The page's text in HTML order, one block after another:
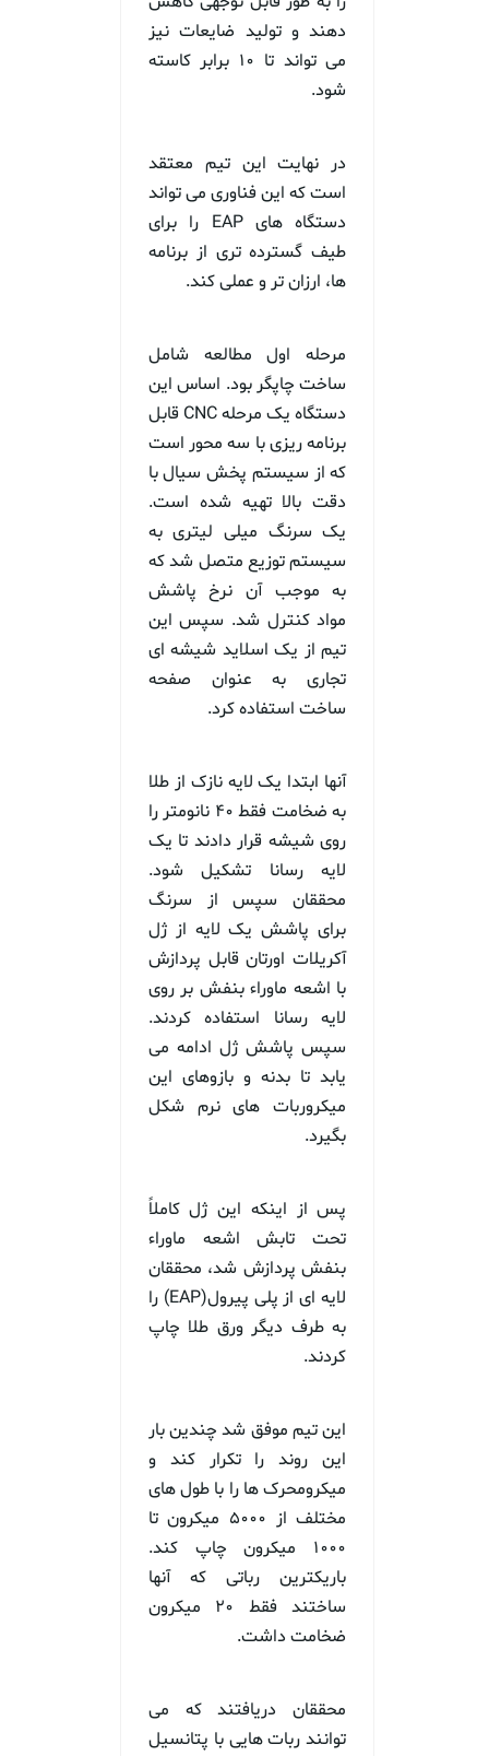
دهند و تولید ضایعات نیز
می تواند تا ۱۰ برابر کاسته
شود.
در نهایت این تیم معتقد
است که این فناوری می تواند
دستگاه های EAP را برای
طیف گسترده تری از برنامه
ها، ارزان تر و عملی کند.
مرحله اول مطالعه شامل
ساخت چاپگر بود. اساس این
دستگاه یک مرحله CNC قابل
برنامه ریزی با سه محور است
که از سیستم پخش سیال با
دقت بالا تهیه شده است.
یک سرنگ میلی لیتری به
سیستم توزیع متصل شد که
به موجب آن نرخ پاشش
مواد کنترل شد. سپس این
تیم از یک اسلاید شیشه ای
تجاری به عنوان صفحه
ساخت استفاده کرد.
آنها ابتدا یک لایه نازک از طلا
به ضخامت فقط ۴۰ نانومتر را
روی شیشه قرار دادند تا یک
لایه رسانا تشکیل شود.
محققان سپس از سرنگ
برای پاشش یک لایه از ژل
آکریلات اورتان قابل پردازش
با اشعه ماوراء بنفش بر روی
لایه رسانا استفاده کردند.
سپس پاشش ژل ادامه می
یابد تا بدنه و بازوهای این
میکروربات های نرم شکل
بگیرد.
پس از اینکه این ژل کاملاً
تحت تابش اشعه ماوراء
بنفش پردازش شد، محققان
لایه ای از پلی پیرول(EAP) را
به طرف دیگر ورق طلا چاپ
کردند.
این تیم موفق شد چندین بار
این روند را تکرار کند و
میکرومحرک ها را با طول های
مختلف از ۵۰۰۰ میکرون تا
۱۰۰۰ میکرون چاپ کند.
باریکترین رباتی که آنها
ساختند فقط ۲۰ میکرون
ضخامت داشت.
محققان دریافتند که می
توانند ربات هایی با پتانسیل